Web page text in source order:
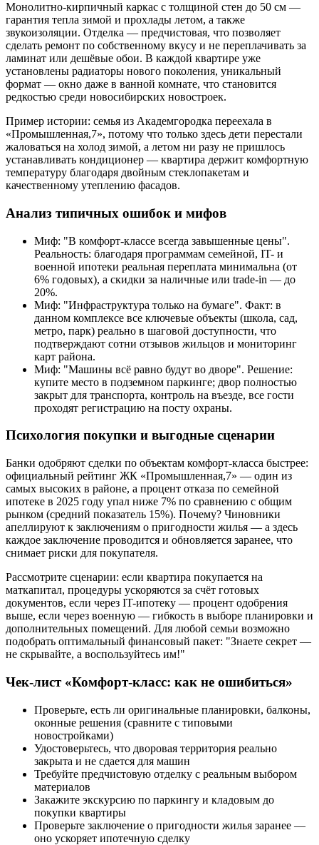
Монолитно-кирпичный каркас с толщиной стен до 50 см —
гарантия тепла зимой и прохлады летом, а также
звукоизоляции. Отделка — предчистовая, что позволяет
сделать ремонт по собственному вкусу и не переплачивать за
ламинат или дешёвые обои. В каждой квартире уже
установлены радиаторы нового поколения, уникальный
формат — окно даже в ванной комнате, что становится
редкостью среди новосибирских новостроек.
Пример истории: семья из Академгородка переехала в
«Промышленная,7», потому что только здесь дети перестали
жаловаться на холод зимой, а летом ни разу не пришлось
устанавливать кондиционер — квартира держит комфортную
температуру благодаря двойным стеклопакетам и
качественному утеплению фасадов.
Анализ типичных ошибок и мифов
Миф: "В комфорт-классе всегда завышенные цены".
Реальность: благодаря программам семейной, IT- и
военной ипотеки реальная переплата минимальна (от
6% годовых), а скидки за наличные или trade-in — до
20%.
Миф: "Инфраструктура только на бумаге". Факт: в
данном комплексе все ключевые объекты (школа, сад,
метро, парк) реально в шаговой доступности, что
подтверждают сотни отзывов жильцов и мониторинг
карт района.
Миф: "Машины всё равно будут во дворе". Решение:
купите место в подземном паркинге; двор полностью
закрыт для транспорта, контроль на въезде, все гости
проходят регистрацию на посту охраны.
Психология покупки и выгодные сценарии
Банки одобряют сделки по объектам комфорт-класса быстрее:
официальный рейтинг ЖК «Промышленная,7» — один из
самых высоких в районе, а процент отказа по семейной
ипотеке в 2025 году упал ниже 7% по сравнению с общим
рынком (средний показатель 15%). Почему? Чиновники
апеллируют к заключениям о пригодности жилья — а здесь
каждое заключение проводится и обновляется заранее, что
снимает риски для покупателя.
Рассмотрите сценарии: если квартира покупается на
маткапитал, процедуры ускоряются за счёт готовых
документов, если через IT-ипотеку — процент одобрения
выше, если через военную — гибкость в выборе планировки и
дополнительных помещений. Для любой семьи возможно
подобрать оптимальный финансовый пакет: "Знаете секрет —
не скрывайте, а воспользуйтесь им!"
Чек-лист «Комфорт-класс: как не ошибиться»
Проверьте, есть ли оригинальные планировки, балконы,
оконные решения (сравните с типовыми
новостройками)
Удостоверьтесь, что дворовая территория реально
закрыта и не сдается для машин
Требуйте предчистовую отделку с реальным выбором
материалов
Закажите экскурсию по паркингу и кладовым до
покупки квартиры
Проверьте заключение о пригодности жилья заранее —
оно ускоряет ипотечную сделку